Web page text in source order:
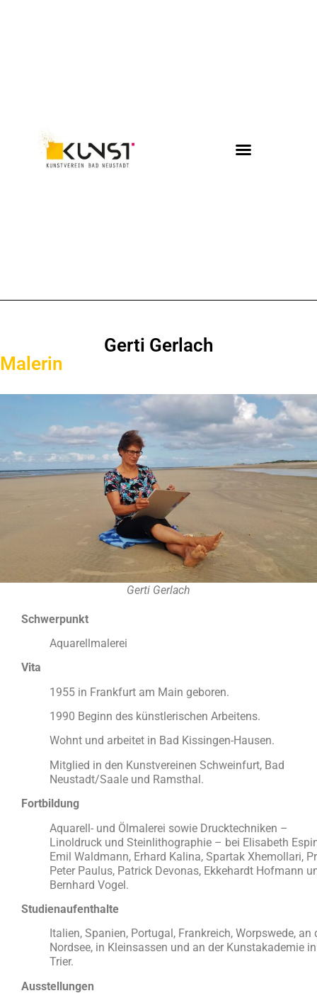
Gerti Gerlach
Malerin
Gerti Gerlach
Schwerpunkt
Aquarellmalerei
Vita
1955 in Frankfurt am Main geboren.
1990 Beginn des künstlerischen Arbeitens.
Wohnt und arbeitet in Bad Kissingen-Hausen.
Mitglied in den Kunstvereinen Schweinfurt, Bad
Neustadt/Saale und Ramsthal.
Fortbildung
Aquarell- und Ölmalerei sowie Drucktechniken –
Linoldruck und Steinlithographie – bei Elisabeth
Emil Waldmann, Erhard Kalina, Spartak Xhemollari,
Peter Paulus, Patrick Devonas, Ekkehardt Hofmann
Bernhard Vogel.
Studienaufenthalte
Italien, Spanien, Portugal, Frankreich, Worpswede, an
Nordsee, in Kleinsassen und an der Kunstakademie in
Trier.
Ausstellungen